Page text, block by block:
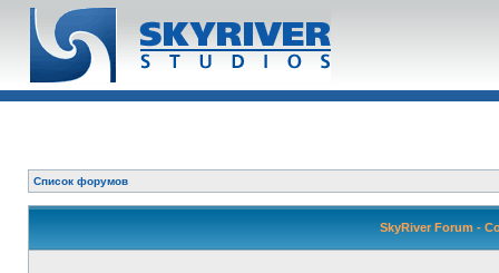
Список форумов
SkyRiver Forum -